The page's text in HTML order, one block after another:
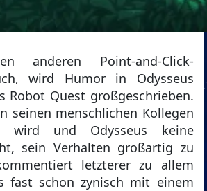
anderen Point-and-Click-
wird Humor in Odysseus
Robot Quest großgeschrieben.
seinen menschlichen Kollegen
wird und Odysseus keine
sein Verhalten großartig zu
letzterer zu allem
fast schon zynisch mit einem